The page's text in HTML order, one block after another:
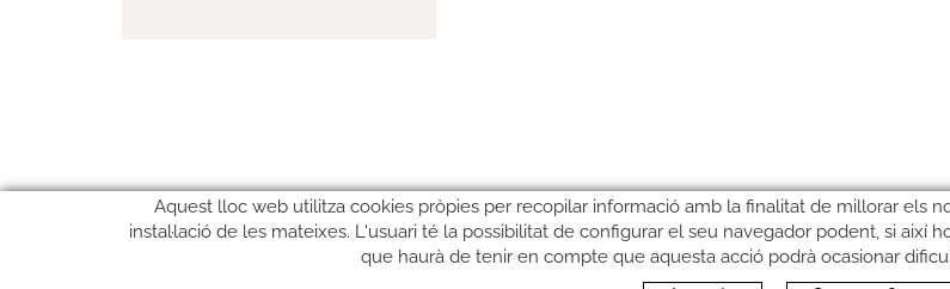
Aquest lloc web utilitza cookies pròpies per recopilar informació amb la finalitat de millorar els
instal·lació de les mateixes. L'usuari té la possibilitat de configurar el seu navegador podent, si així
que haurà de tenir en compte que aquesta acció podrà ocasionar